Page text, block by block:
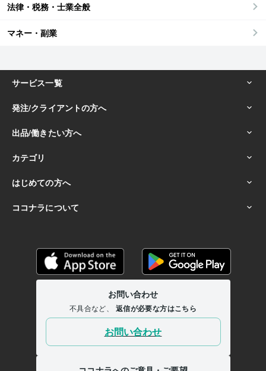
法律・税務・士業全般
マネー・副業